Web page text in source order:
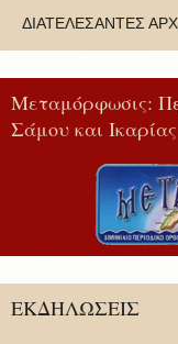
ΔΙΑΤΕΛΕΣΑΝΤΕΣ
Μεταμόρφωσις:
Σάμου και Ικαρίας
ΕΚΔΗΛΩΣΕΙΣ